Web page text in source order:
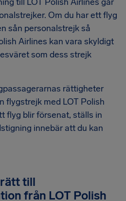
Om du har ett flyg
sån personalstrejk så
Airlines kan vara skyldigt
som dess strejk
rättigheter
flygstrejk med LOT Polish
flyg blir försenat, ställs in
innebär att du kan
till
från LOT Polish